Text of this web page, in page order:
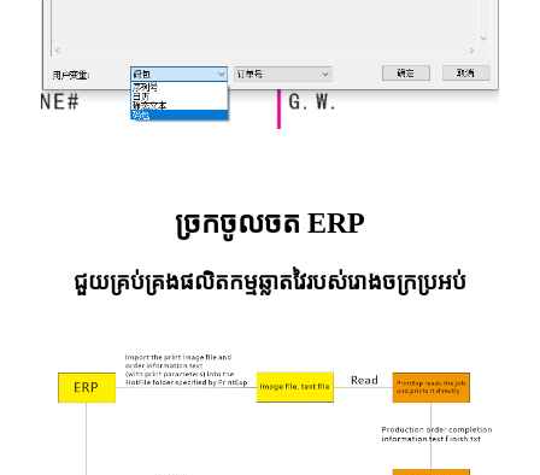
ច្រកចូលចត ERP
ជួយគ្រប់គ្រងផលិតកម្មឆ្លាតវៃរបស់រោងចក្រប្រអប់